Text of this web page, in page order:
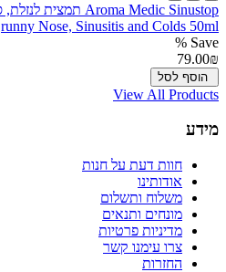
runny Nose, Sinusitis and Colds 50ml
Save %
79.00₪
הוסף לסל
View All Products
מידע
חוות דעת על חנות
אודותינו
משלוח ותשלום
מונחים ותנאים
מדיניות פרטיות
צרו עימנו קשר
החזרות